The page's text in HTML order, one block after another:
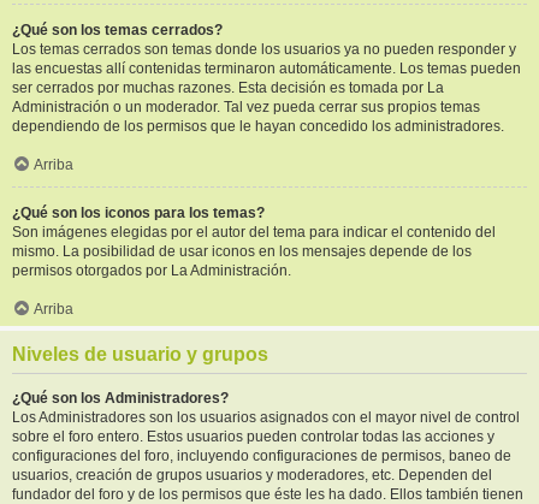
¿Qué son los temas cerrados?
Los temas cerrados son temas donde los usuarios ya no pueden responder y
las encuestas allí contenidas terminaron automáticamente. Los temas pueden
ser cerrados por muchas razones. Esta decisión es tomada por La
Administración o un moderador. Tal vez pueda cerrar sus propios temas
dependiendo de los permisos que le hayan concedido los administradores.
Arriba
¿Qué son los iconos para los temas?
Son imágenes elegidas por el autor del tema para indicar el contenido del
mismo. La posibilidad de usar iconos en los mensajes depende de los
permisos otorgados por La Administración.
Arriba
Niveles de usuario y grupos
¿Qué son los Administradores?
Los Administradores son los usuarios asignados con el mayor nivel de control
sobre el foro entero. Estos usuarios pueden controlar todas las acciones y
configuraciones del foro, incluyendo configuraciones de permisos, baneo de
usuarios, creación de grupos usuarios y moderadores, etc. Dependen del
fundador del foro y de los permisos que éste les ha dado. Ellos también tienen